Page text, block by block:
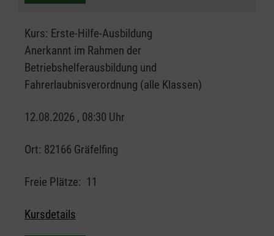
Kurs: Erste-Hilfe-Ausbildung
Anerkannt im Rahmen der
Betriebshelferausbildung und
Fahrerlaubnisverordnung (alle Klassen)
12.08.2026 , 08:30 Uhr
Ort: 82166 Gräfelfing
Freie Plätze: 11
Kursdetails